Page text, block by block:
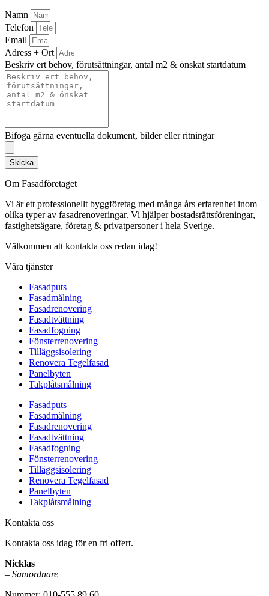
Namn
Telefon
Email
Adress + Ort
Beskriv ert behov, förutsättningar, antal m2 & önskat startdatum
Bifoga gärna eventuella dokument, bilder eller ritningar
Skicka
Om Fasadföretaget
Vi är ett professionellt byggföretag med många års erfarenhet inom
olika typer av fasadrenoveringar. Vi hjälper bostadsrättsföreningar,
fastighetsägare, företag & privatpersoner i hela Sverige.
Välkommen att kontakta oss redan idag!
Våra tjänster
Fasadputs
Fasadmålning
Fasadrenovering
Fasadtvättning
Fasadfogning
Fönsterrenovering
Tilläggsisolering
Renovera Tegelfasad
Panelbyten
Takplåtsmålning
Fasadputs
Fasadmålning
Fasadrenovering
Fasadtvättning
Fasadfogning
Fönsterrenovering
Tilläggsisolering
Renovera Tegelfasad
Panelbyten
Takplåtsmålning
Kontakta oss
Kontakta oss idag för en fri offert.
Nicklas
– Samordnare